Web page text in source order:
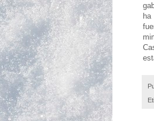
ha